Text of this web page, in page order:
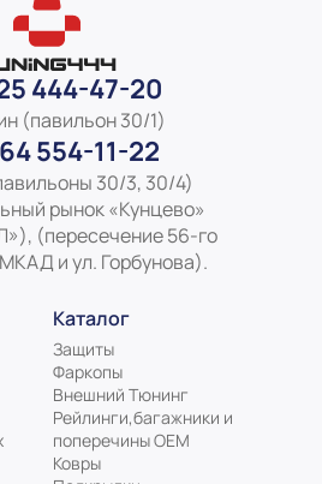
444-47-20
(павильон 30/1)
554-11-22
30/3, 30/4)
рынок «Кунцево»
(пересечение 56-го
и ул. Горбунова).
Каталог
Защиты
Фаркопы
Внешний Тюнинг
Рейлинги,багажники и
поперечины ОЕМ
Ковры